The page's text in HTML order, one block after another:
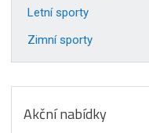
Letní sporty
Zimní sporty
Akční nabídky